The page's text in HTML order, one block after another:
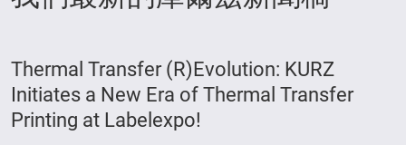
Thermal Transfer (R)Evolution: KURZ
Initiates a New Era of Thermal Transfer
Printing at Labelexpo!